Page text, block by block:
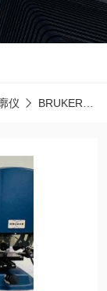
仪 BRUKER白光干涉光学轮廓仪